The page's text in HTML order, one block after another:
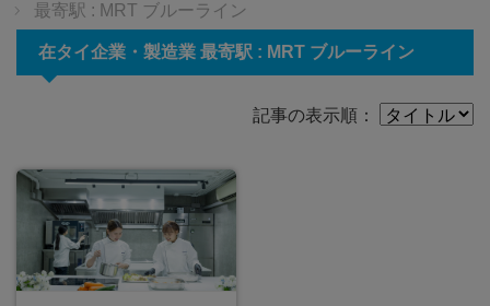
最寄駅 : MRT ブルーライン
在タイ企業・製造業 最寄駅 : MRT ブルーライン
記事の表示順：